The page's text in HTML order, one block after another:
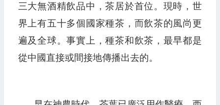
三大無酒精飲品中，茶居於首位。現時，世
界上有五十多個國家種茶，而飲茶的風尚更
遍及全球。事實上，種茶和飲茶，最早都是
從中國直接或間接地傳播出去的。